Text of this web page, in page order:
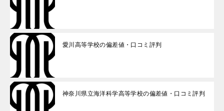
愛川高等学校の偏差値・口コミ評判
神奈川県立海洋科学高等学校の偏差値・口コミ評判